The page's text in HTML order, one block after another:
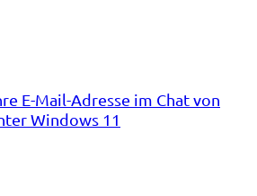
E-Mail-Adresse im Chat von
Windows 11